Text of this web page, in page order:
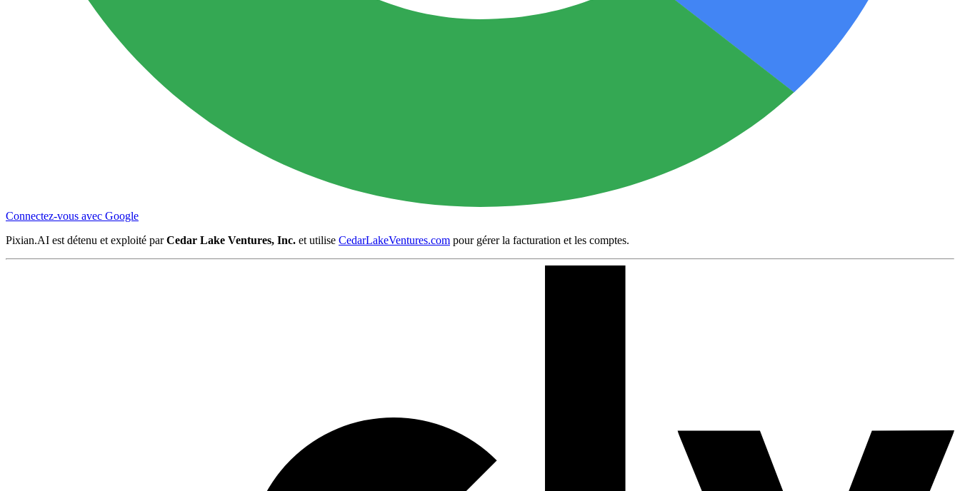
Connectez-vous avec Google
Pixian.AI est détenu et exploité parCedar Lake Ventures, Inc. et utilise CedarLakeVentures.com pour gérer la facturation et les comptes.